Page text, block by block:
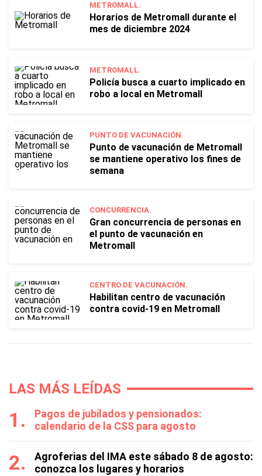
METROMALL.
Horarios de Metromall durante el
mes de diciembre 2024
METROMALL.
Policía busca a cuarto implicado en
robo a local en Metromall
PUNTO DE VACUNACIÓN.
Punto de vacunación de Metromall
se mantiene operativo los fines de
semana
CONCURRENCIA.
Gran concurrencia de personas en
el punto de vacunación en
Metromall
CENTRO DE VACUNACIÓN.
Habilitan centro de vacunación
contra covid-19 en Metromall
LAS MÁS LEÍDAS
Pagos de jubilados y pensionados:
calendario de la CSS para agosto
Agroferias del IMA este sábado 8 de agosto:
conozca los lugares y horarios